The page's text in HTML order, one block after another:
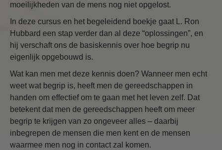
moeilijkheden van de mens nog niet opgelost.
In deze cursus en het begeleidend boekje gaat L. Ron
Hubbard een stap verder dan al deze “oplossingen”, en
hij verschaft ons de basiskennis over hoe begrip nu
eigenlijk opgebouwd is.
Wat kan men met deze kennis doen? Wanneer men echt
weet wat begrip is, heeft men de gereedschappen in
handen om effectief om te gaan met het leven zelf. Dat
betekent dat men de gereedschappen heeft om meer
begrip te krijgen van zo ongeveer alles – daarbij
inbegrepen de mensen die men kent en de mensen
waarmee men nog in contact zal komen.